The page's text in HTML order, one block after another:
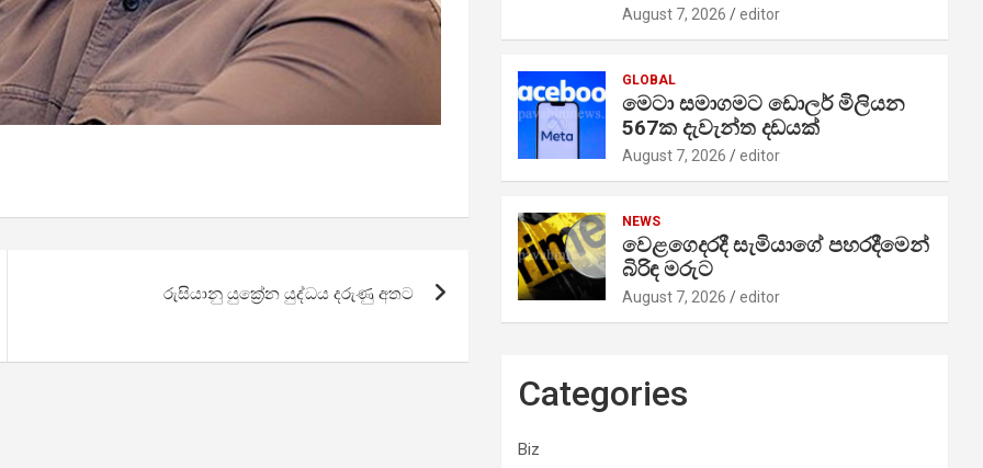
රුසියානු යුක්‍රේන යුද්ධය දරුණු අතට
August 7, 2026 editor
GLOBAL
මෙටා සමාගමට ඩොලර් මිලියන
567ක දැවැන්ත දඩයක්
August 7, 2026 editor
NEWS
වෙළගෙදරදී සැමියාගේ පහරදීමෙන්
බිරිඳ මරුට
August 7, 2026 editor
Categories
Biz